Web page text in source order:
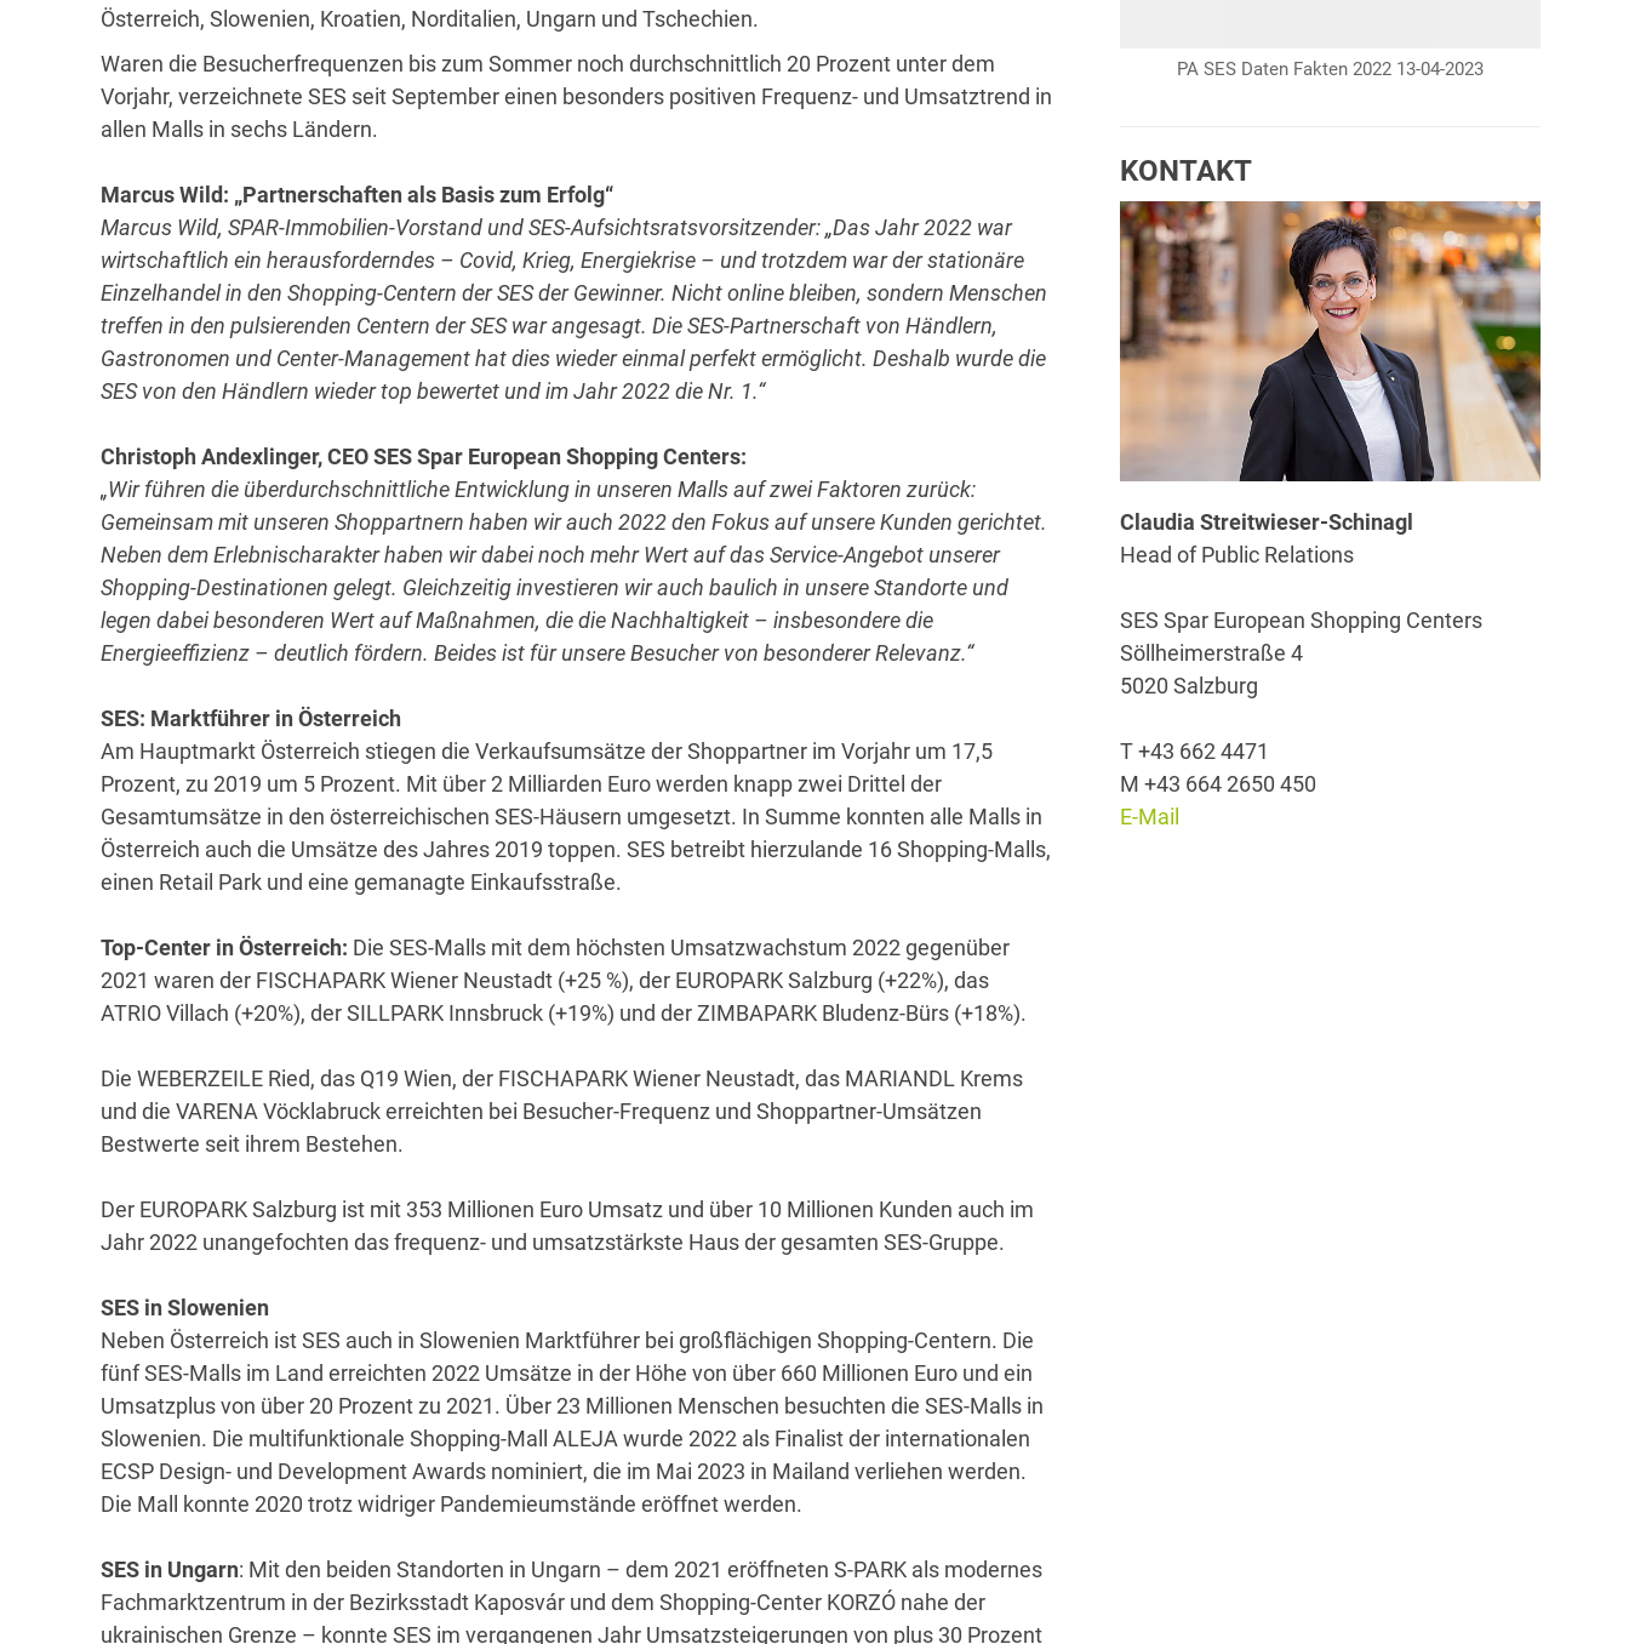
Österreich, Slowenien, Kroatien, Norditalien, Ungarn und Tschechien.
Waren die Besucherfrequenzen bis zum Sommer noch durchschnittlich 20 Prozent unter dem
Vorjahr, verzeichnete SES seit September einen besonders positiven Frequenz- und Umsatztrend in
allen Malls in sechs Ländern.
Marcus Wild: „Partnerschaften als Basis zum Erfolg“
Marcus Wild, SPAR-Immobilien-Vorstand und SES-Aufsichtsratsvorsitzender: „Das Jahr 2022 war
wirtschaftlich ein herausforderndes – Covid, Krieg, Energiekrise – und trotzdem war der stationäre
Einzelhandel in den Shopping-Centern der SES der Gewinner. Nicht online bleiben, sondern Menschen
treffen in den pulsierenden Centern der SES war angesagt. Die SES-Partnerschaft von Händlern,
Gastronomen und Center-Management hat dies wieder einmal perfekt ermöglicht. Deshalb wurde die
SES von den Händlern wieder top bewertet und im Jahr 2022 die Nr. 1.“
Christoph Andexlinger, CEO SES Spar European Shopping Centers:
„Wirführen die überdurchschnittliche Entwicklung in unseren Malls auf zwei Faktoren zurück:
Gemeinsam mit unseren Shoppartnern haben wir auch 2022 den Fokus auf unsere Kunden gerichtet.
Neben dem Erlebnischarakter haben wir dabei noch mehr Wert auf das Service-Angebot unserer
Shopping-Destinationen gelegt. Gleichzeitig investieren wir auch baulich in unsere Standorte und
legen dabei besonderen Wert auf Maßnahmen, die die Nachhaltigkeit – insbesondere die
Energieeffizienz – deutlich fördern. Beides ist für unsere Besucher von besonderer Relevanz.“
SES: Marktführer in Österreich
Am Hauptmarkt Österreich stiegen die Verkaufsumsätze der Shoppartner im Vorjahr um 17,5
Prozent, zu 2019 um 5 Prozent. Mit über 2 Milliarden Euro werden knapp zwei Drittel der
Gesamtumsätze in den österreichischen SES-Häusern umgesetzt. In Summe konnten alle Malls in
Österreich auch die Umsätze des Jahres 2019 toppen. SES betreibt hierzulande 16 Shopping-Malls,
einen Retail Park und eine gemanagte Einkaufsstraße.
Top-Center in Österreich: Die SES-Malls mit dem höchsten Umsatzwachstum 2022 gegenüber
2021 waren der FISCHAPARK Wiener Neustadt (+25 %), der EUROPARK Salzburg (+22%), das
ATRIO Villach (+20%), der SILLPARK Innsbruck (+19%) und der ZIMBAPARK Bludenz-Bürs (+18%).
Die WEBERZEILE Ried, das Q19 Wien, der FISCHAPARK Wiener Neustadt, das MARIANDL Krems
und die VARENA Vöcklabruck erreichten bei Besucher-Frequenz und Shoppartner-Umsätzen
Bestwerte seit ihrem Bestehen.
Der EUROPARK Salzburg ist mit 353 Millionen Euro Umsatz und über 10 Millionen Kunden auch im
Jahr 2022 unangefochten das frequenz- und umsatzstärkste Haus der gesamten SES-Gruppe.
SES in Slowenien
Neben Österreich ist SES auch in Slowenien Marktführer bei großflächigen Shopping-Centern. Die
fünf SES-Malls im Land erreichten 2022 Umsätze in der Höhe von über 660 Millionen Euro und ein
Umsatzplus von über 20 Prozent zu 2021. Über 23 Millionen Menschen besuchten die SES-Malls in
Slowenien. Die multifunktionale Shopping-Mall ALEJA wurde 2022 als Finalist der internationalen
ECSP Design- und Development Awards nominiert, die im Mai 2023 in Mailand verliehen werden.
Die Mall konnte 2020 trotz widriger Pandemieumstände eröffnet werden.
SES in Ungarn: Mit den beiden Standorten in Ungarn – dem 2021 eröffneten S-PARK als modernes
Fachmarktzentrum in der Bezirksstadt Kaposvár und dem Shopping-Center KORZÓ nahe der
ukrainischen Grenze – konnte SES im vergangenen Jahr Umsatzsteigerungen von plus 30 Prozent
PA SES Daten Fakten 2022 13-04-2023
KONTAKT
Claudia Streitwieser-Schinagl
Head of Public Relations
SES Spar European Shopping Centers
Söllheimerstraße 4
5020 Salzburg
T +43 662 4471
M +43 664 2650 450
E-Mail